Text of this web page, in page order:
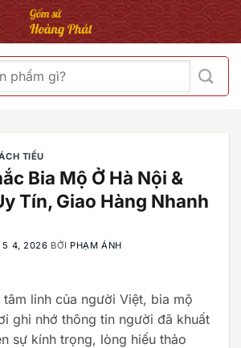
TIỂU
Bia Mộ Ở Hà Nội &
Tín, Giao Hàng Nhanh
5 4, 2026 BỞI PHẠM ÁNH
linh của người Việt, bia mộ
ghi nhớ thông tin người đã khuất
sự kính trọng, lòng hiếu thảo